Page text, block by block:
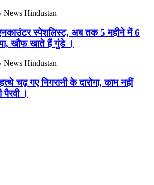
News Hindustan
स्पेशलिस्ट, अब तक 5 महीने में 6
खौफ खाते हैं गुंडे ।
News Hindustan
चढ़ गए निगरानी के दारोगा, काम नहीं
पैरवी ।